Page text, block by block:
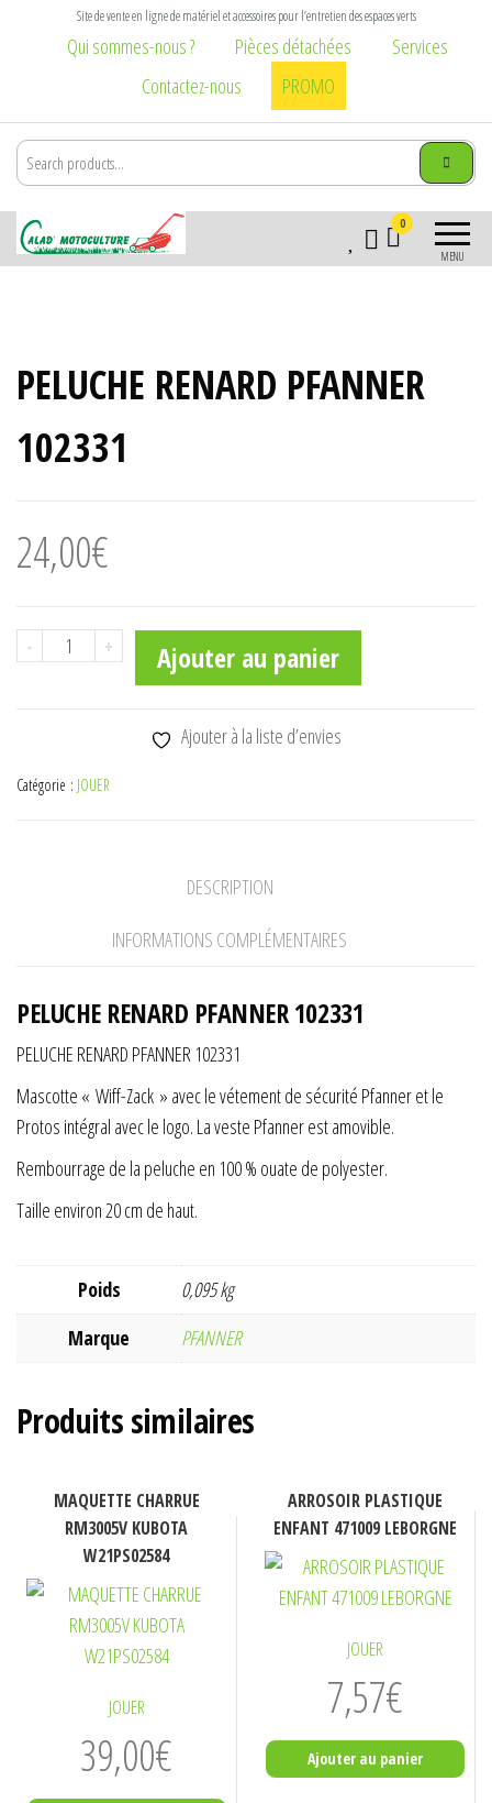
Site de vente en ligne de matériel et accessoires pour l’entretien des espaces verts
Qui sommes-nous ? Pièces détachées
Services
Contactez-nous
PROMO
Motoculture
l\'entretien des
débroussailleuse,
broyeur,
MENU
0
PELUCHE RENARD PFANNER
102331
24,00€
-
quantité
102331
+ Ajouter au panier
Ajouter à la liste d’envies
Catégorie : JOUER
DESCRIPTION
INFORMATIONS COMPLÉMENTAIRES
PELUCHE RENARD PFANNER 102331
PELUCHE RENARD PFANNER 102331
Mascotte « Wiff-Zack » avec le vétement de sécurité Pfanner et le
Protos intégral avec le logo. La veste Pfanner est amovible.
Rembourrage de la peluche en 100 % ouate de polyester.
Taille environ 20 cm de haut.
Poids
0,095 kg
Marque
PFANNER
Produits similaires
MAQUETTE CHARRUE
RM3005V KUBOTA
W21PS02584
JOUER
39,00€
ARROSOIR PLASTIQUE
ENFANT 471009 LEBORGNE
JOUER
7,57€
Ajouter au panier